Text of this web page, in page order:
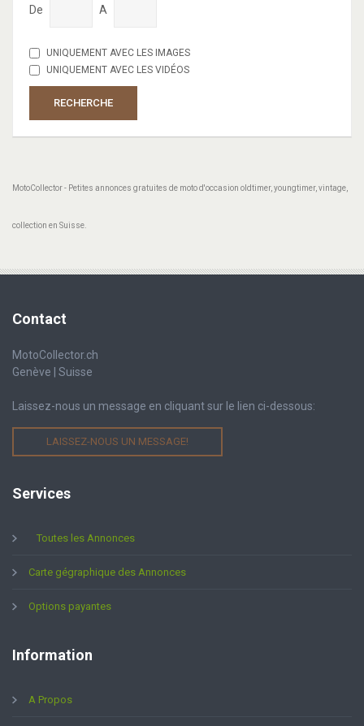
De A
UNIQUEMENT AVEC LES IMAGES
UNIQUEMENT AVEC LES VIDÉOS
RECHERCHE
MotoCollector - Petites annonces gratuites de moto d'occasion oldtimer, youngtimer, vintage,
collection en Suisse.
Contact
MotoCollector.ch
Genève | Suisse
Laissez-nous un message en cliquant sur le lien ci-dessous:
LAISSEZ-NOUS UN MESSAGE!
Services
Toutes les Annonces
Carte gégraphique des Annonces
Options payantes
Information
A Propos